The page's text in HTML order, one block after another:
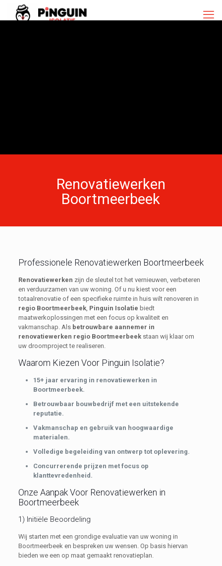
Renovatiewerken
Boortmeerbeek
Professionele Renovatiewerken Boortmeerbeek
Renovatiewerken zijn de sleutel tot het vernieuwen, verbeteren
en verduurzamen van uw woning. Of u nu kiest voor een
totaalrenovatie of een specifieke ruimte in huis wilt renoveren in
regio Boortmeerbeek, Pinguin Isolatie biedt
maatwerkoplossingen met een focus op kwaliteit en
vakmanschap. Als betrouwbare aannemer in
renovatiewerken regio Boortmeerbeekstaan wij klaar om
uw droomproject te realiseren.
Waarom Kiezen Voor Pinguin Isolatie?
15+ jaar ervaring in renovatiewerken in
Boortmeerbeek.
Betrouwbaar bouwbedrijf met een uitstekende
reputatie.
Vakmanschap en gebruik van hoogwaardige
materialen.
Volledige begeleiding van ontwerp tot oplevering.
Concurrerende prijzen met focus op
klanttevredenheid.
Onze Aanpak Voor Renovatiewerken in
Boortmeerbeek
1) Initiële Beoordeling
Wij starten met een grondige evaluatie van uw woning in
Boortmeerbeek en bespreken uw wensen. Op basis hiervan
bieden we een op maat gemaakt renovatieplan.